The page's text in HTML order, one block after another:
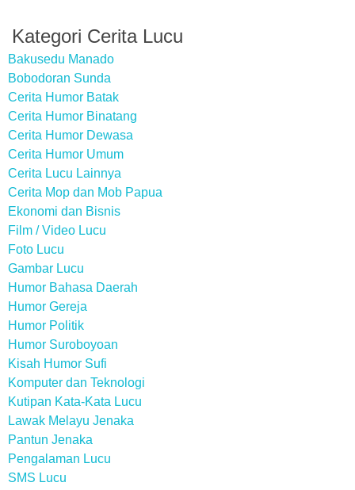
Kategori Cerita Lucu
Bakusedu Manado
Bobodoran Sunda
Cerita Humor Batak
Cerita Humor Binatang
Cerita Humor Dewasa
Cerita Humor Umum
Cerita Lucu Lainnya
Cerita Mop dan Mob Papua
Ekonomi dan Bisnis
Film / Video Lucu
Foto Lucu
Gambar Lucu
Humor Bahasa Daerah
Humor Gereja
Humor Politik
Humor Suroboyoan
Kisah Humor Sufi
Komputer dan Teknologi
Kutipan Kata-Kata Lucu
Lawak Melayu Jenaka
Pantun Jenaka
Pengalaman Lucu
SMS Lucu